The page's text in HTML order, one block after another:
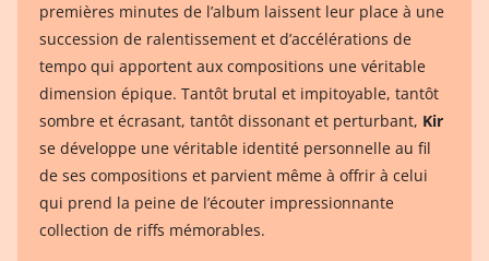
premières minutes de l’album laissent leur place à une
succession de ralentissement et d’accélérations de
tempo qui apportent aux compositions une véritable
dimension épique. Tantôt brutal et impitoyable, tantôt
sombre et écrasant, tantôt dissonant et perturbant, Kir
se développe une véritable identité personnelle au fil
de ses compositions et parvient même à offrir à celui
qui prend la peine de l’écouter impressionnante
collection de riffs mémorables.